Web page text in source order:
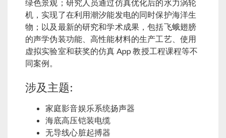
绿色景观；研究人员通过仿真优化后的水力涡轮
机，实现了在利用潮汐能发电的同时保护海洋生
物；以及最新的研究和学术成果，包括飞蛾翅膀
的声学伪装功能、高性能材料的生产工艺、使用
虚拟实验室和获奖的仿真 App 教授工程课程等不
同案例。
涉及主题:
家庭影音娱乐系统扬声器
海底高压铠装电缆
无导线心脏起搏器